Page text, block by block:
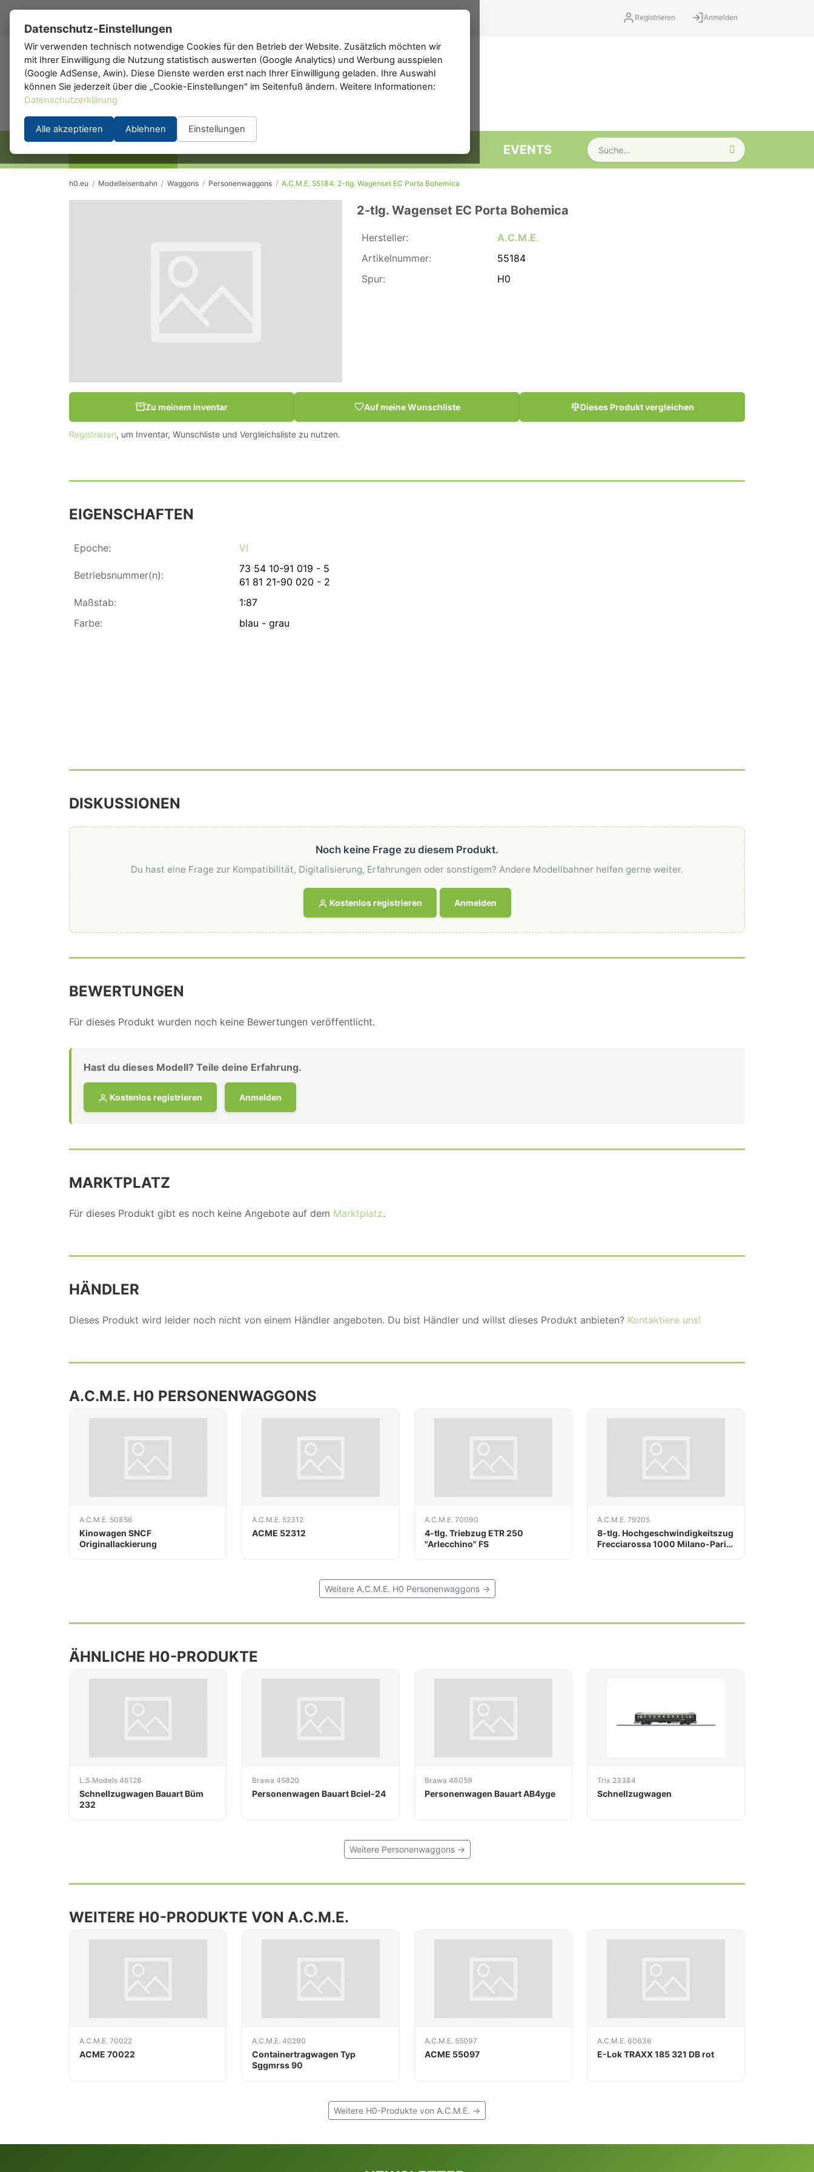
Registrieren Anmelden
h0 .de
FORUM EVENTS
h0.eu / Modelleisenbahn / Waggons / Personenwaggons / A.C.M.E. 55184: 2-tlg. Wagenset EC Porta Bohemica
2-tlg. Wagenset EC Porta Bohemica
Hersteller:
A.C.M.E.
Artikelnummer:
55184
Spur:
H0
Zu meinem Inventar Auf meine Wunschliste Dieses Produkt vergleichen
Registrieren, um Inventar, Wunschliste und Vergleichsliste zu nutzen.
EIGENSCHAFTEN
Epoche: VI
Betriebsnummer(n):
73 54 10-91 019 - 5
61 81 21-90 020 - 2
Maßstab:
1:87
Farbe:
blau - grau
DISKUSSIONEN
Noch keine Frage zu diesem Produkt.
Du hast eine Frage zur Kompatibilität, Digitalisierung, Erfahrungen oder sonstigem? Andere Modellbahner helfen gerne weiter.
Kostenlos registrieren Anmelden
BEWERTUNGEN
Für dieses Produkt wurden noch keine Bewertungen veröffentlicht.
Hast du dieses Modell? Teile deine Erfahrung.
Kostenlos registrieren Anmelden
MARKTPLATZ
Für dieses Produkt gibt es noch keine Angebote auf dem Marktplatz.
HÄNDLER
Dieses Produkt wird leider noch nicht von einem Händler angeboten. Du bist Händler und willst dieses Produkt anbieten? Kontaktiere uns!
A.C.M.E. H0 PERSONENWAGGONS
A.C.M.E. 50856
Kinowagen SNCF
Originallackierung
A.C.M.E. 52312
ACME 52312
A.C.M.E. 70090
4-tlg. Triebzug ETR 250
"Arlecchino" FS
A.C.M.E. 79205
8-tlg. Hochgeschwindigkeitszug
Frecciarossa 1000 Milano-Paris
Weitere A.C.M.E. H0 Personenwaggons →
ÄHNLICHE H0-PRODUKTE
L.S.Models 46128
Schnellzugwagen Bauart Büm
232
Brawa 45820
Personenwagen Bauart Bciel-24
Brawa 46059
Personenwagen Bauart AB4yge
Trix 23384
Schnellzugwagen
Weitere Personenwaggons →
WEITERE H0-PRODUKTE VON A.C.M.E.
A.C.M.E. 70022
ACME 70022
A.C.M.E. 40290
Containertragwagen Typ
Sggmrss 90
A.C.M.E. 55097
ACME 55097
A.C.M.E. 60636
E-Lok TRAXX 185 321 DB rot
Weitere H0-Produkte von A.C.M.E. →
Datenschutz-Einstellungen
Wir verwenden technisch notwendige Cookies für den Betrieb der Website. Zusätzlich möchten wir
mit Ihrer Einwilligung die Nutzung statistisch auswerten (Google Analytics) und Werbung ausspielen
(Google AdSense, Awin). Diese Dienste werden erst nach Ihrer Einwilligung geladen. Ihre Auswahl
können Sie jederzeit über die „Cookie-Einstellungen" im Seitenfuß ändern. Weitere Informationen:
Datenschutzerklärung
Alle akzeptieren Ablehnen Einstellungen